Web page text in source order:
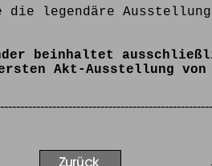
die legendäre Ausstellung
beinhaltet
Akt-Ausstellung von